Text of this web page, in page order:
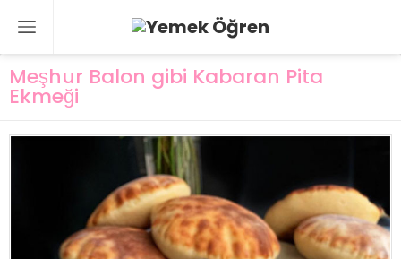
Meşhur Balon gibi Kabaran Pita
Ekmeği